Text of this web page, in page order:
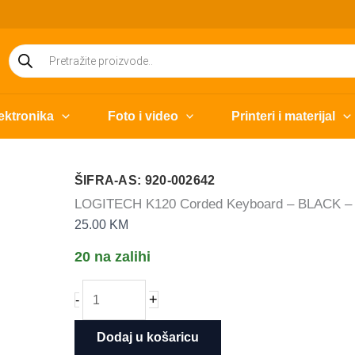
Products
search
Foto i video Printeri i materijal
ŠIFRA-AS: 920-002642
LOGITECH K120 Corded Keyboard – BLACK
25.00 KM
20 na zalihi
-
K120
Keyboard
+
Dodaj u košaricu